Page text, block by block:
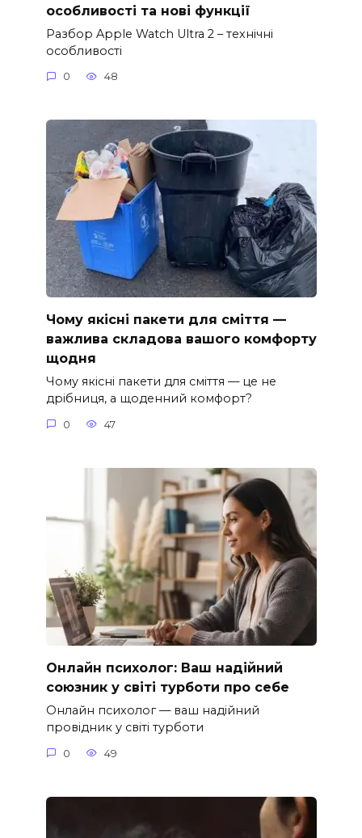
особливості та нові функції
Разбор Apple Watch Ultra 2 – технічні
особливості
0 48
Чому якісні пакети для сміття —
важлива складова вашого комфорту
щодня
Чому якісні пакети для сміття — це не
дрібниця, а щоденний комфорт?
0 47
Онлайн психолог: Ваш надійний
союзник у світі турботи про себе
Онлайн психолог — ваш надійний
провідник у світі турботи
0 49